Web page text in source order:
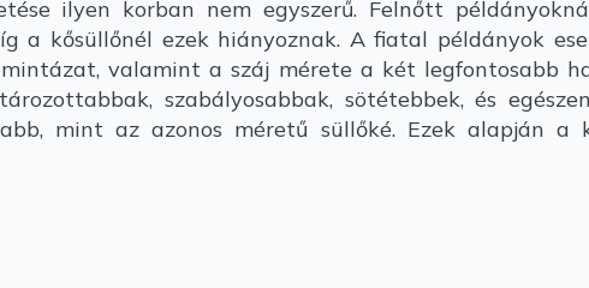
ilyen korban nem egyszerű. Felnőtt
a kősüllőnél ezek hiányoznak. A fiatal példányok
valamint a száj mérete a két legfontosabb
szabályosabbak, sötétebbek, és
mint az azonos méretű süllőké. Ezek alapján